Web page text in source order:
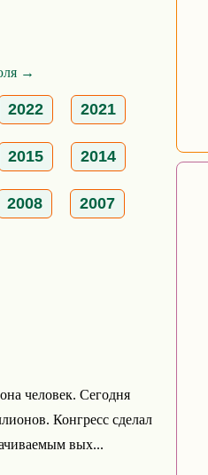
→
2022 2021
2015 2014
2008 2007
человек. Сегодня
Конгресс сделал
вых...